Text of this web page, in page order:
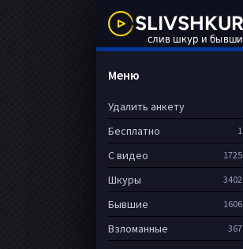
Меню
Удалить анкету
Бесплатно
1
С видео 1725
Шкуры 3402
Бывшие 1606
Взломанные 367